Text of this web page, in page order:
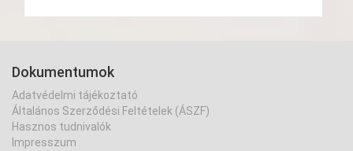
Dokumentumok
Adatvédelmi tájékoztató
Általános Szerződési Feltételek (ÁSZF)
Hasznos tudnivalók
Impresszum